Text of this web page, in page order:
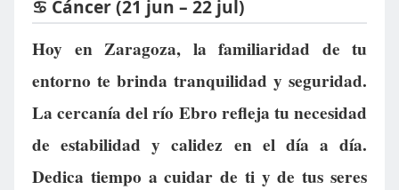
♋ Cáncer (21 jun – 22 jul)
Hoy en Zaragoza, la familiaridad de tu
entorno te brinda tranquilidad y seguridad.
La cercanía del río Ebro refleja tu necesidad
de estabilidad y calidez en el día a día.
Dedica tiempo a cuidar de ti y de tus seres